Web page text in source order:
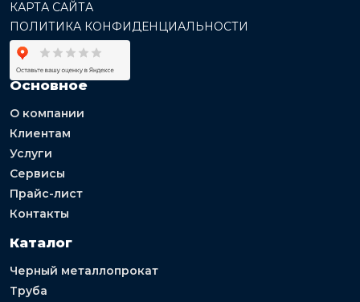
КАРТА САЙТА
ПОЛИТИКА КОНФИДЕНЦИАЛЬНОСТИ
Основное
О компании
Клиентам
Услуги
Сервисы
Прайс-лист
Контакты
Каталог
Черный металлопрокат
Труба